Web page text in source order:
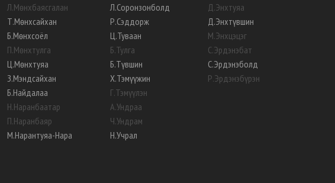
Л.Мөнхбаясгалан
Т.Мөнхсайхан
Б.Мөнхсоёл
П.Мөнхтулга
Ц.Мөнхтуяа
З.Мэндсайхан
Б.Найдалаа
Н.Наранбаатар
П.Наранбаяр
М.Нарантуяа-Нара
Л.Соронзонболд
Р.Сэддорж
Ц.Туваан
Б.Тулга
Б.Түвшин
Х.Тэмүүжин
Г.Тэмүүлэн
А.Ундраа
Ч.Ундрам
Н.Учрал
Д.Энхтуяа
Д.Энхтүвшин
М.Энхцэцэг
С.Эрдэнэбат
С.Эрдэнэболд
Р.Эрдэнэбүрэн